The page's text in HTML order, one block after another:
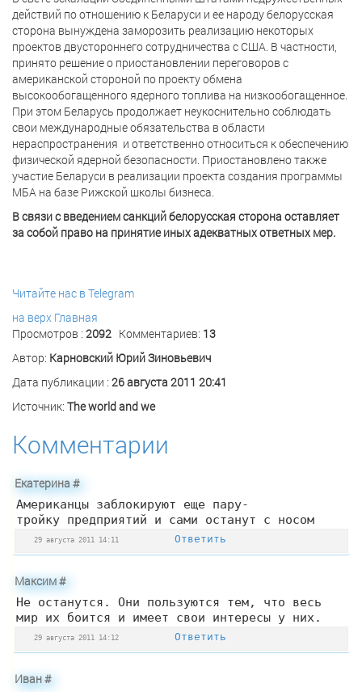
действий по отношению к Беларуси и ее народу белорусская
сторона вынуждена заморозить реализацию некоторых
проектов двустороннего сотрудничества с США. В частности,
принято решение о приостановлении переговоров с
американской стороной по проекту обмена
высокообогащенного ядерного топлива на низкообогащенное.
При этом Беларусь продолжает неукоснительно соблюдать
свои международные обязательства в области
нераспространения и ответственно относиться к обеспечению
физической ядерной безопасности. Приостановлено также
участие Беларуси в реализации проекта создания программы
МБА на базе Рижской школы бизнеса.
В связи с введением санкций белорусская сторона оставляет
за собой право на принятие иных адекватных ответных мер.
Читайте нас в Telegram
на верх Главная
Просмотров : 2092 Комментариев: 13
Автор: Карновский Юрий Зиновьевич
Дата публикации : 26 августа 2011 20:41
Источник: The world and we
Комментарии
Екатерина#
Американцы заблокируют еще пару-
тройку предприятий и сами останут с носом
29 августа 2011 14:11 Ответить
Максим#
Не останутся. Они пользуются тем, что весь
мир их боится и имеет свои интересы у них.
29 августа 2011 14:12 Ответить
Иван#